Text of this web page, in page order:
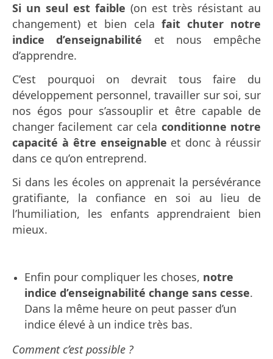
Si un seul est faible (on est très résistant au
changement) et bien cela fait chuter notre
indice d’enseignabilité et nous empêche
d’apprendre.
C’est pourquoi on devrait tous faire du
développement personnel, travailler sur soi, sur
nos égos pour s’assouplir et être capable de
changer facilement car cela conditionne notre
capacité à être enseignable et donc à réussir
dans ce qu’on entreprend.
Si dans les écoles on apprenait la persévérance
gratifiante, la confiance en soi au lieu de
l’humiliation, les enfants apprendraient bien
mieux.
Enfin pour compliquer les choses, notre
indice d’enseignabilité change sans cesse.
Dans la même heure on peut passer d’un
indice élevé à un indice très bas.
Comment c’est possible ?